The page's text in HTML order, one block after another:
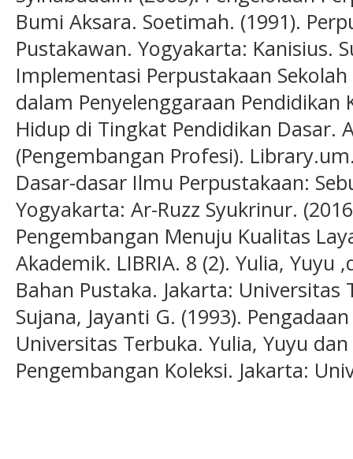
Bumi Aksara. Soetimah. (1991).
Pustakawan. Yogyakarta: Kanisius.
Implementasi Perpustakaan
dalam Penyelenggaraan Pendidikan
Hidup di Tingkat Pendidikan Dasar.
(Pengembangan Profesi).
Dasar-dasar Ilmu Perpustakaan:
Yogyakarta: Ar-Ruzz Syukrinur.
Pengembangan Menuju Kualitas
Akademik. LIBRIA. 8 (2). Yulia, Yuyu
Bahan Pustaka. Jakarta: Universitas
Sujana, Jayanti G. (1993).
Universitas Terbuka. Yulia, Yuyu
Pengembangan Koleksi. Jakarta: